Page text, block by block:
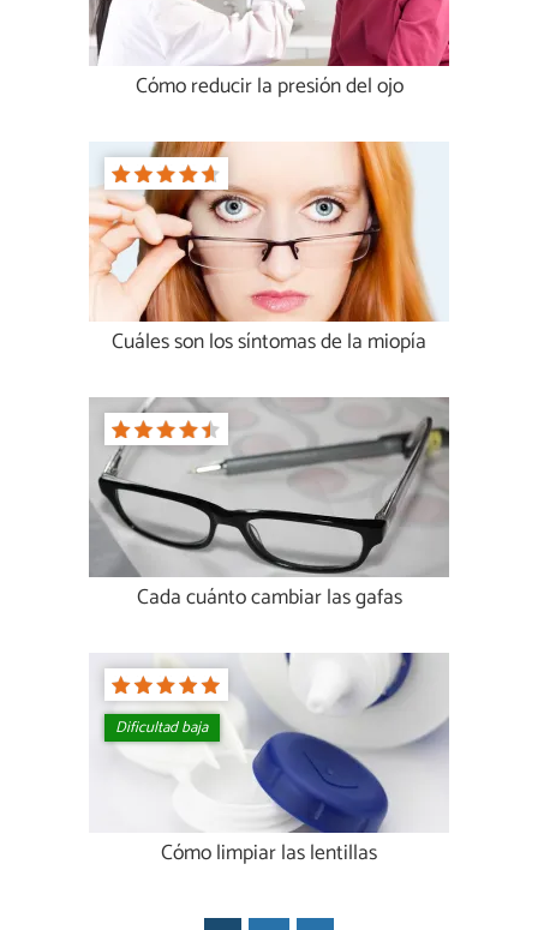
Cómo reducir la presión del ojo
Cuáles son los síntomas de la miopía
Cada cuánto cambiar las gafas
Dificultad baja
Cómo limpiar las lentillas